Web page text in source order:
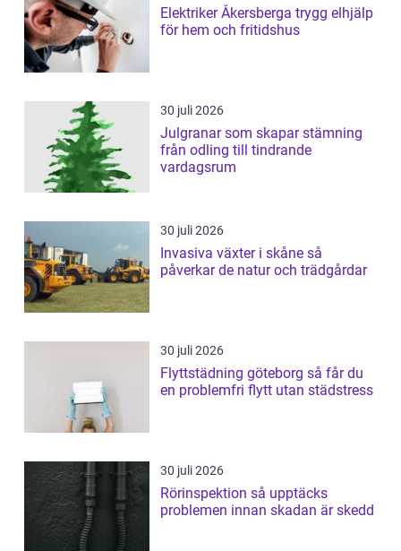
Elektriker Åkersberga trygg elhjälp
för hem och fritidshus
30 juli 2026
Julgranar som skapar stämning
från odling till tindrande
vardagsrum
30 juli 2026
Invasiva växter i skåne så
påverkar de natur och trädgårdar
30 juli 2026
Flyttstädning göteborg så får du
en problemfri flytt utan städstress
30 juli 2026
Rörinspektion så upptäcks
problemen innan skadan är skedd